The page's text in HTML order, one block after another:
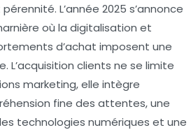
L’année 2025 s’annonce
où la digitalisation et
d’achat imposent une
clients ne se limite
marketing, elle intègre
fine des attentes, une
technologies numériques et une